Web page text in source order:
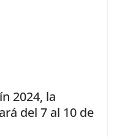
2024, la
del 7 al 10 de